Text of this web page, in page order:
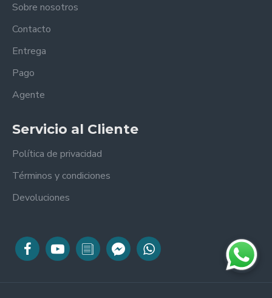
Sobre nosotros
Contacto
Entrega
Pago
Agente
Servicio al Cliente
Política de privacidad
Términos y condiciones
Devoluciones